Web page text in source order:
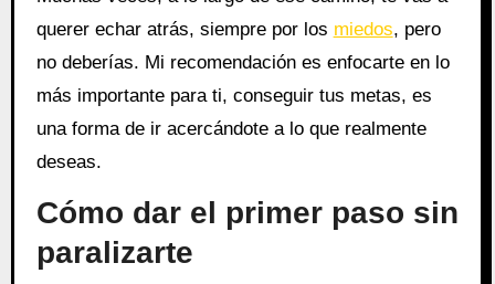
querer echar atrás, siempre por los miedos, pero
no deberías. Mi recomendación es enfocarte en lo
más importante para ti, conseguir tus metas, es
una forma de ir acercándote a lo que realmente
deseas.
Cómo dar el primer paso sin
paralizarte